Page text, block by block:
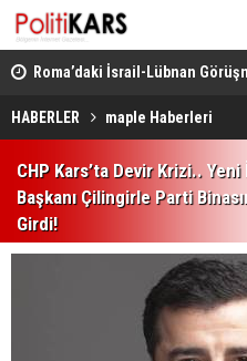
Roma’daki İsrail-Lübnan
Erdi
HABERLER maple Haberleri
CHP Kars’ta Devir Krizi.. Yeni
Başkanı Çilingirle Parti
Girdi!